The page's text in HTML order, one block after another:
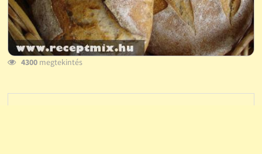
4300megtekintés